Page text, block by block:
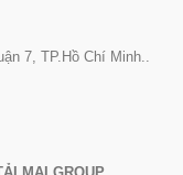
7, TP.Hồ Chí Minh..